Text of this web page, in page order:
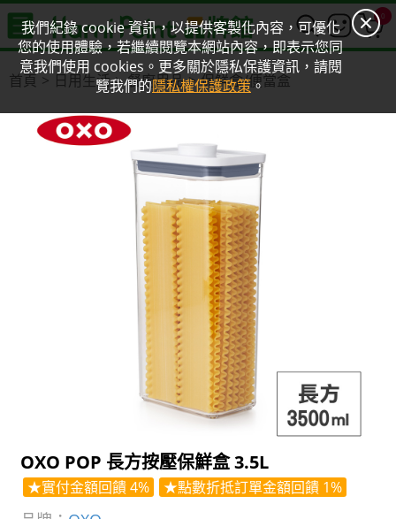
我們紀錄 cookie 資訊，以提供客製化內容，可優化
您的使用體驗，若繼續閱覽本網站內容，即表示您同
意我們使用 cookies。更多關於隱私保護資訊，請閱
覽我們的隱私權保護政策。
0
首頁 日用生活 餐廚用品 保鮮盒/便當盒
OXO POP 長方按壓保鮮盒 3.5L
★實付金額回饋 4% ★點數折抵訂單金額回饋 1%